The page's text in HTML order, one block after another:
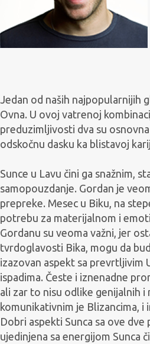
Jedan od naših najpopularnijih
Ovna. U ovoj vatrenoj
preduzimljivosti dva su
odskočnu dasku ka blistavoj
Sunce u Lavu čini ga snažnim,
samopouzdanje. Gordan je
prepreke. Mesec u Biku, na
potrebu za materijalnom i
Gordanu su veoma važni, jer
tvrdoglavosti Bika, mogu da
izazovan aspekt sa prevrtljivim
ispadima. Česte i iznenadne
ali zar to nisu odlike genijalnih i
komunikativnim je Blizancima,
Dobri aspekti Sunca sa ove
ujedinjena sa energijom Sunca